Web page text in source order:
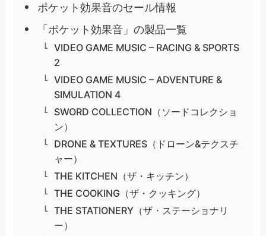
ポケット効果音のセール情報
「ポケット効果音」の製品一覧
VIDEO GAME MUSIC – RACING & SPORTS
2
VIDEO GAME MUSIC – ADVENTURE &
SIMULATION 4
SWORD COLLECTION（ソードコレクショ
ン）
DRONE & TEXTURES（ドローン&テクスチ
ャー）
THE KITCHEN（ザ・キッチン）
THE COOKING（ザ・クッキング）
THE STATIONERY（ザ・ステーショナリ
ー）